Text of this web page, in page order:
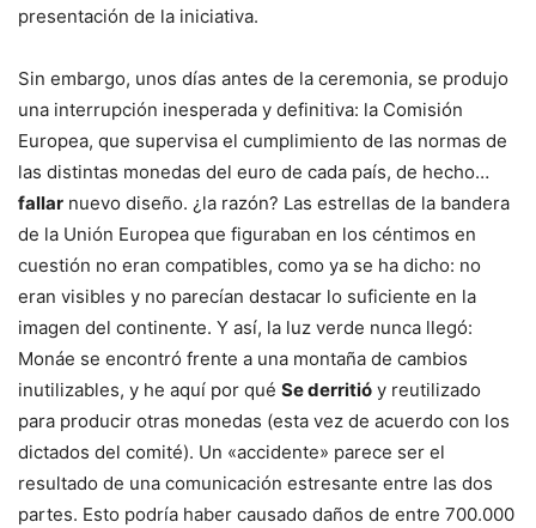
presentación de la iniciativa.
Sin embargo, unos días antes de la ceremonia, se produjo
una interrupción inesperada y definitiva: la Comisión
Europea, que supervisa el cumplimiento de las normas de
las distintas monedas del euro de cada país, de hecho…
fallar nuevo diseño. ¿la razón? Las estrellas de la bandera
de la Unión Europea que figuraban en los céntimos en
cuestión no eran compatibles, como ya se ha dicho: no
eran visibles y no parecían destacar lo suficiente en la
imagen del continente. Y así, la luz verde nunca llegó:
Monáe se encontró frente a una montaña de cambios
inutilizables, y he aquí por qué Se derritió y reutilizado
para producir otras monedas (esta vez de acuerdo con los
dictados del comité). Un «accidente» parece ser el
resultado de una comunicación estresante entre las dos
partes. Esto podría haber causado daños de entre 700.000